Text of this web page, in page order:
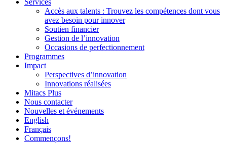
Services
Accès aux talents : Trouvez les compétences dont vous
avez besoin pour innover
Soutien financier
Gestion de l’innovation
Occasions de perfectionnement
Programmes
Impact
Perspectives d’innovation
Innovations réalisées
Mitacs Plus
Nous contacter
Nouvelles et événements
English
Français
Commençons!